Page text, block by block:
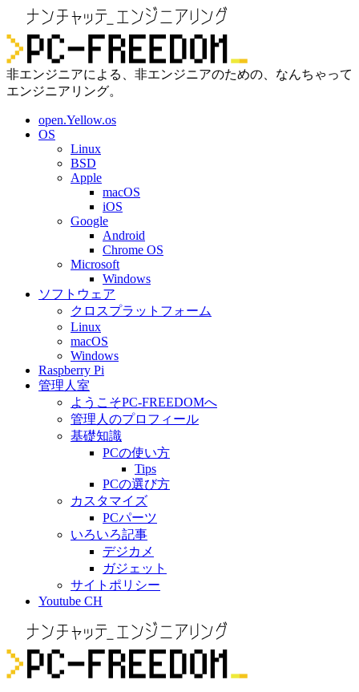
非エンジニアによる、非エンジニアのための、なんちゃって
エンジニアリング。
open.Yellow.os
OS
Linux
BSD
Apple
macOS
iOS
Google
Android
Chrome OS
Microsoft
Windows
ソフトウェア
クロスプラットフォーム
Linux
macOS
Windows
Raspberry Pi
管理人室
ようこそPC-FREEDOMへ
管理人のプロフィール
基礎知識
PCの使い方
Tips
PCの選び方
カスタマイズ
PCパーツ
いろいろ記事
デジカメ
ガジェット
サイトポリシー
Youtube CH